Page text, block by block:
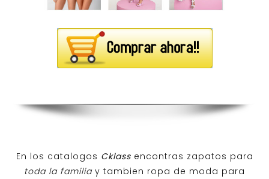
En los catalogos Cklass encontras zapatos para
toda la familiay tambien ropa de moda para